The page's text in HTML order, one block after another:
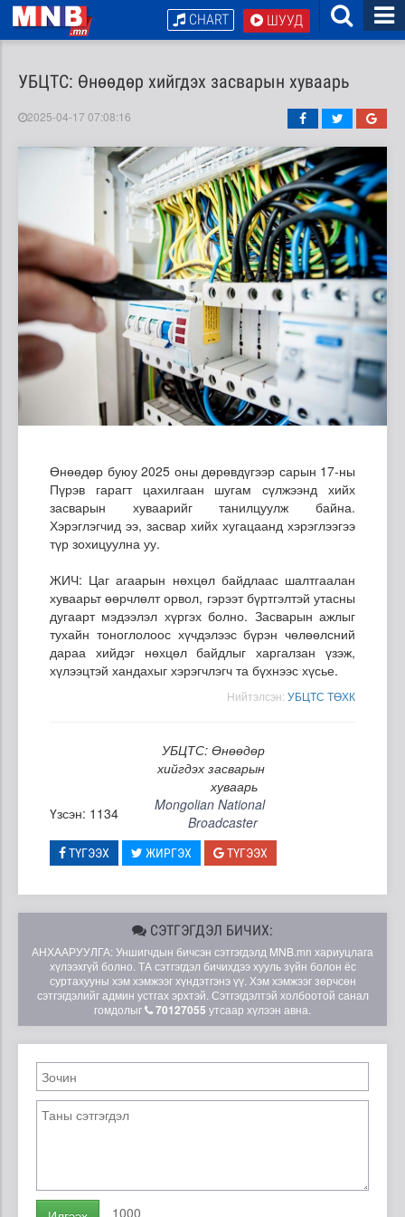
ШУУД
CHART
УБЦТС: Өнөөдөр хийгдэх засварын хуваарь
2025-04-17 07:08:16
Өнөөдөр буюу 2025 оны дөрөвдүгээр сарын 17-ны
Пүрэв гарагт цахилгаан шугам сүлжээнд хийх
засварын хуваарийг танилцуулж байна.
Хэрэглэгчид ээ, засвар хийх хугацаанд хэрэглээгээ
түр зохицуулна уу.
ЖИЧ: Цаг агаарын нөхцөл байдлаас шалтгаалан
хуваарьт өөрчлөлт орвол, гэрээт бүртгэлтэй утасны
дугаарт мэдээлэл хүргэх болно. Засварын ажлыг
тухайн тоноглолоос хүчдэлээс бүрэн чөлөөлсний
дараа хийдэг нөхцөл байдлыг харгалзан үзэж,
хүлээцтэй хандахыг хэрэгчлэгч та бүхнээс хүсье.
Нийтэлсэн: УБЦТС ТӨХК
УБЦТС: Өнөөдөр
хийгдэх засварын
хуваарь
Үзсэн: 1134
Mongolian National
Broadcaster
ТҮГЭЭХ ЖИРГЭХ ТҮГЭЭХ
СЭТГЭГДЭЛ БИЧИХ:
АНХААРУУЛГА: Уншигчдын бичсэн сэтгэгдэлд MNB.mn хариуцлага
хүлээхгүй болно. ТА сэтгэгдэл бичихдээ хууль зүйн болон ёс
суртахууны хэм хэмжээг хүндэтгэнэ үү. Хэм хэмжээг зөрчсөн
сэтгэгдэлийг админ устгах эрхтэй. Сэтгэгдэлтэй холбоотой санал
гомдолыг
70127055 утсаар хүлээн авна.
1000